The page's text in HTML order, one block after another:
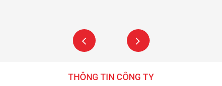
THÔNG TIN CÔNG TY